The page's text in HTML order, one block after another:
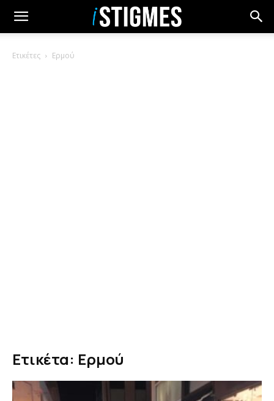
Ετικέτες Ερμού
Ετικέτα: Ερμού